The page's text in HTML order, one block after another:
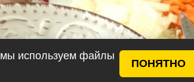
мы используем файлы
ПОНЯТНО